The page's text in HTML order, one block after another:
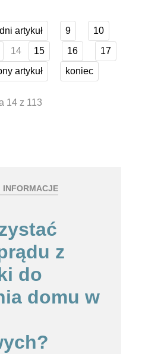
artykuł 9
10
14 15 16
17
artykuł koniec
14 z 113
INFORMACJE
z
do
domu w